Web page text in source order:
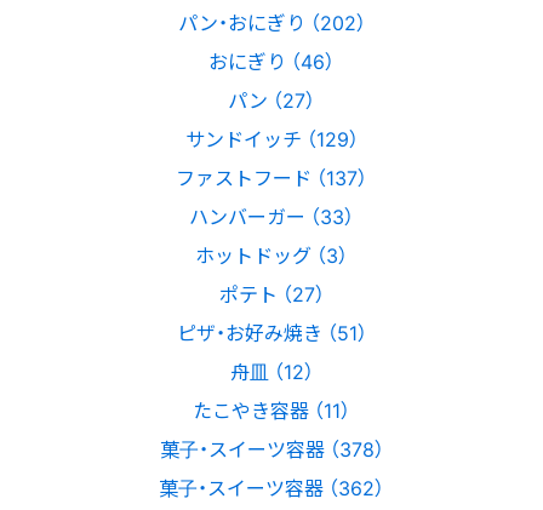
パン・おにぎり （202）
おにぎり （46）
パン （27）
サンドイッチ （129）
ファストフード （137）
ハンバーガー （33）
ホットドッグ （3）
ポテト （27）
ピザ・お好み焼き （51）
舟皿 （12）
たこやき容器 （11）
菓子・スイーツ容器 （378）
菓子・スイーツ容器 （362）